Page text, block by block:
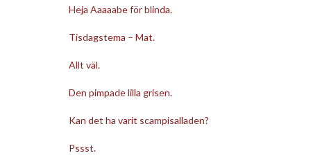
Heja Aaaaabe för blinda.
Tisdagstema – Mat.
Allt väl.
Den pimpade lilla grisen.
Kan det ha varit scampisalladen?
Pssst.